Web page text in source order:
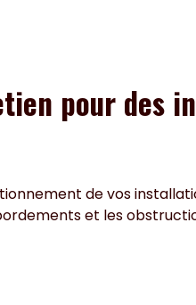
pour des
de vos
et les